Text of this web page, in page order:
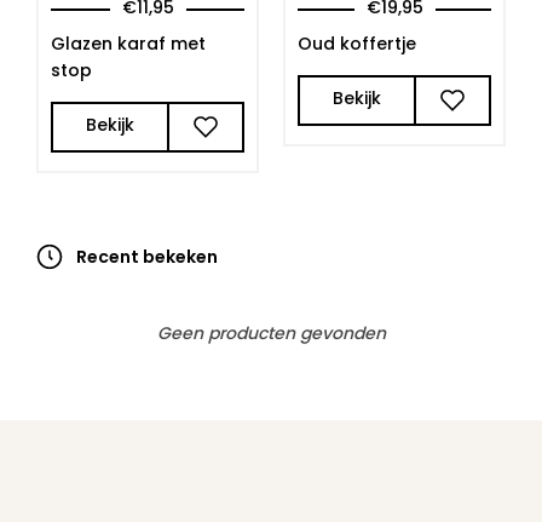
€11,95
Glazen karaf met
stop
Bekijk
€19,95
Oud koffertje
Bekijk
Recent bekeken
Geen producten gevonden